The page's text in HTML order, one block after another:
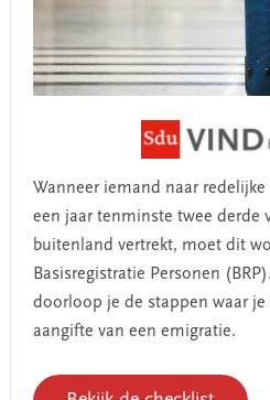
Wanneer iemand naar
een jaar tenminste twee derde
buitenland vertrekt, moet dit
Basisregistratie Personen
doorloop je de stappen waar
aangifte van een emigratie.